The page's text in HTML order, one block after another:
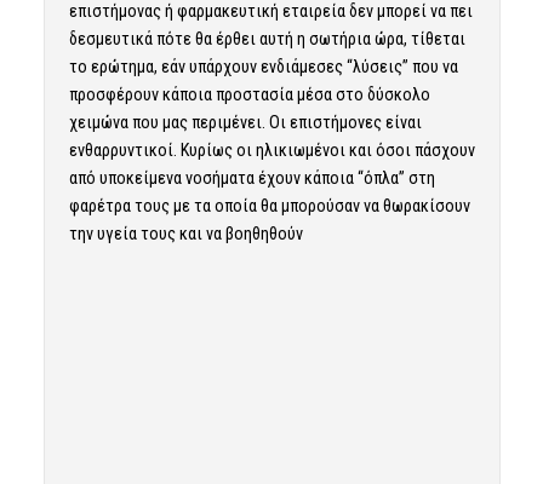
επιστήμονας ή φαρμακευτική εταιρεία δεν μπορεί να πει
δεσμευτικά πότε θα έρθει αυτή η σωτήρια ώρα, τίθεται
το ερώτημα, εάν υπάρχουν ενδιάμεσες “λύσεις” που να
προσφέρουν κάποια προστασία μέσα στο δύσκολο
χειμώνα που μας περιμένει. Οι επιστήμονες είναι
ενθαρρυντικοί. Κυρίως οι ηλικιωμένοι και όσοι πάσχουν
από υποκείμενα νοσήματα έχουν κάποια “όπλα” στη
φαρέτρα τους με τα οποία θα μπορούσαν να θωρακίσουν
την υγεία τους και να βοηθηθούν